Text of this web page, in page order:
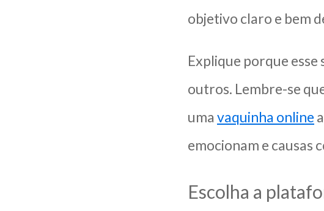
objetivo claro e bem
Explique porque esse
outros. Lembre-se
uma vaquinha online
emocionam e causas
Escolha a